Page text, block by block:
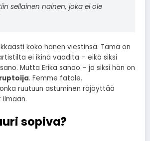
sellainen nainen, joka ei ole
koko hänen viestinsä. Tämä on
ei ikinä vaadita – eikä siksi
Mutta Erika sanoo – ja siksi hän on
. Femme fatale.
ruutuun astuminen räjäyttää
ilmaan.
sopiva?